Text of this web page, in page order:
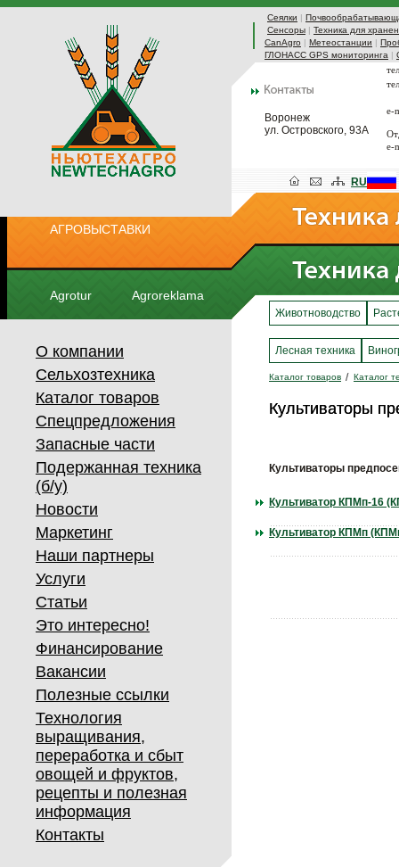
Сеялки |
Сенсоры | Техника для
CanAgro | Метеостанции |
ГЛОНАСС GPS мониторинга |
Воронеж
ул. Островского, 93А
e-
e-
АГРОВЫСТАВКИ
Agrotur Agroreklama
RU
О компании
Сельхозтехника
Каталог товаров
Спецпредложения
Запасные части
Подержанная техника
(б/у)
Новости
Маркетинг
Наши партнеры
Услуги
Статьи
Это интересно!
Финансирование
Вакансии
Полезные ссылки
Технология
выращивания,
переработка и сбыт
овощей и фруктов,
рецепты и полезная
информация
Контакты
Животноводство
Лесная техника
Каталог товаров Каталог
Культиваторы
Культиваторы
Культиваторы
Культиватор КПМп-16
Культиватор КПМп